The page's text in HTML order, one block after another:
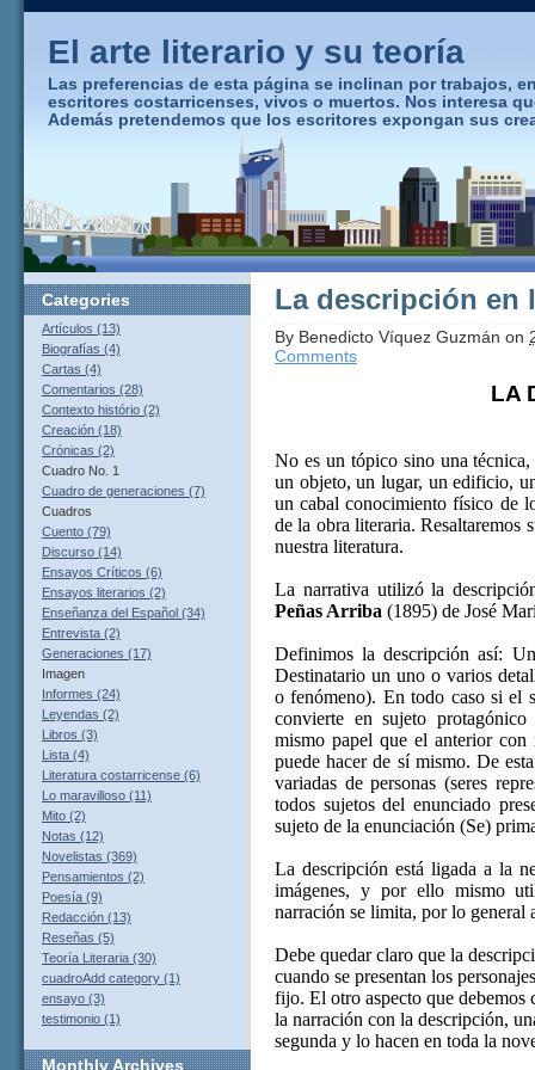
El arte literario y su teoría
Las preferencias de esta página se inclinan por trabajos,
escritores costarricenses, vivos o muertos. Nos interesa
Además pretendemos que los escritores expongan sus
La descripción en
By Benedicto Víquez Guzmán on
Comments
LA
No es un tópico sino una
un objeto, un lugar, un edificio,
un cabal conocimiento físico de
de la obra literaria. Resaltaremos
nuestra literatura.
La narrativa utilizó la
Peñas Arriba (1895) de José
Definimos la descripción así:
Destinatario un uno o varios
o fenómeno). En todo caso si el
convierte en sujeto
mismo papel que el anterior
puede hacer de sí mismo. De
variadas de personas (seres
todos sujetos del enunciado
sujeto de la enunciación (Se)
La descripción está ligada a la
imágenes, y por ello mismo
narración se limita, por lo general
Debe quedar claro que la
cuando se presentan los
fijo. El otro aspecto que debemos
la narración con la descripción,
segunda y lo hacen en toda la
Categories
Artículos (13)
Biografías (4)
Cartas (4)
Comentarios (28)
Contexto histório (2)
Creación (18)
Crónicas (2)
Cuadro No. 1
Cuadro de generaciones (7)
Cuadros
Cuento (79)
Discurso (14)
Ensayos Críticos (6)
Ensayos literarios (2)
Enseñanza del Español (34)
Entrevista (2)
Generaciones (17)
Imagen
Informes (24)
Leyendas (2)
Libros (3)
Lista (4)
Literatura costarricense (6)
Lo maravilloso (11)
Mito (2)
Notas (12)
Novelistas (369)
Pensamientos (2)
Poesía (9)
Redacción (13)
Reseñas (5)
Teoría Literaria (30)
cuadroAdd category (1)
ensayo (3)
testimonio (1)
MonthlyArchives